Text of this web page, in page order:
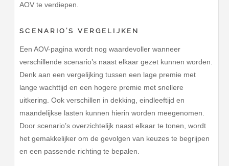
AOV te verdiepen.
SCENARIO’S VERGELIJKEN
Een AOV-pagina wordt nog waardevoller wanneer
verschillende scenario’s naast elkaar gezet kunnen worden.
Denk aan een vergelijking tussen een lage premie met
lange wachttijd en een hogere premie met snellere
uitkering. Ook verschillen in dekking, eindleeftijd en
maandelijkse lasten kunnen hierin worden meegenomen.
Door scenario’s overzichtelijk naast elkaar te tonen, wordt
het gemakkelijker om de gevolgen van keuzes te begrijpen
en een passende richting te bepalen.